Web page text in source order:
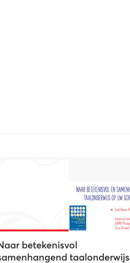
betekenisvol
taalonderwijs